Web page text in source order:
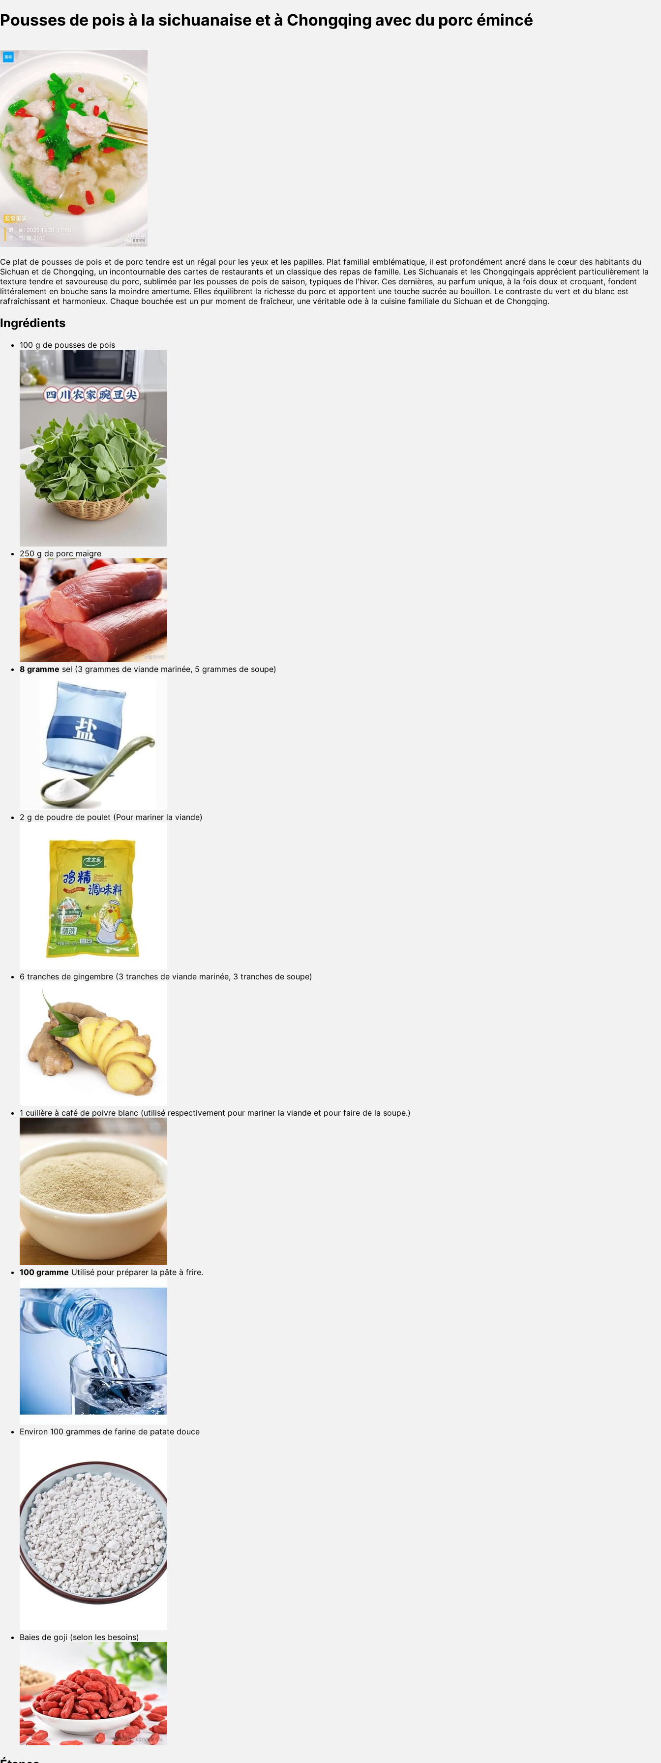
Pousses de pois à la sichuanaise et à Chongqing avec du porc émincé
Ce plat de pousses de pois et de porc tendre est un régal pour les yeux et les papilles. Plat familial emblématique, il est profondément ancré dans le cœur des habitants du
Sichuan et de Chongqing, un incontournable des cartes de restaurants et un classique des repas de famille. Les Sichuanais et les Chongqingais apprécient particulièrement la
texture tendre et savoureuse du porc, sublimée par les pousses de pois de saison, typiques de l'hiver. Ces dernières, au parfum unique, à la fois doux et croquant, fondent
littéralement en bouche sans la moindre amertume. Elles équilibrent la richesse du porc et apportent une touche sucrée au bouillon. Le contraste du vert et du blanc est
rafraîchissant et harmonieux. Chaque bouchée est un pur moment de fraîcheur, une véritable ode à la cuisine familiale du Sichuan et de Chongqing.
Ingrédients
100 g de pousses de pois
250 g de porc maigre
8 gramme sel (3 grammes de viande marinée, 5 grammes de soupe)
2 g de poudre de poulet (Pour mariner la viande)
6 tranches de gingembre (3 tranches de viande marinée, 3 tranches de soupe)
1 cuillère à café de poivre blanc (utilisé respectivement pour mariner la viande et pour faire de la soupe.)
100 gramme Utilisé pour préparer la pâte à frire.
Environ 100 grammes de farine de patate douce
Baies de goji (selon les besoins)